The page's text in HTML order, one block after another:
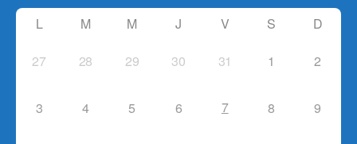
L M M J V S D
27 28 29 30 31 1 2
3 4 5 6 7 8 9